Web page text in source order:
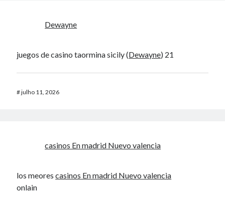
Dewayne
juegos de casino taormina sicily (Dewayne) 21
#julho 11, 2026
casinos En madrid Nuevo valencia
los meorescasinos En madrid Nuevo valencia
onlain